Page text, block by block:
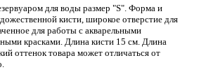
для воды размер "S". Форма и
кисти, широкое отверстие для
для работы с акварельными
красками. Длина кисти 15 см. Длина
оттенок товара может отличаться от